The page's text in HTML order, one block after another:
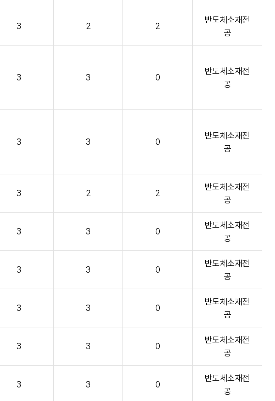
3 2 2
반도체소재전
공
3 3 0
반도체소재전
공
3 3 0
반도체소재전
공
3 2 2
반도체소재전
공
3 3 0
반도체소재전
공
3 3 0
반도체소재전
공
3 3 0
반도체소재전
공
3 3 0
반도체소재전
공
3 3 0
반도체소재전
공